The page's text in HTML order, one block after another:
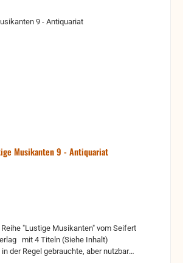
Musikanten 9 - Antiquariat
(Siehe Inhalt)
der Regel gebrauchte, aber nutzbare